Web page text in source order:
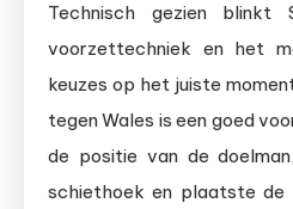
Technisch gezien blinkt
voorzettechniek en het
keuzes op het juiste
tegen Wales is een goed
de positie van de
schiethoek en plaatste